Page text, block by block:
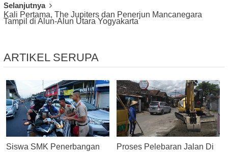
Selanjutnya
Kali Pertama, The Jupiters dan Penerjun Mancanegara
Tampil di Alun-Alun Utara Yogyakarta
ARTIKEL SERUPA
Siswa SMK Penerbangan
Proses Pelebaran Jalan Di